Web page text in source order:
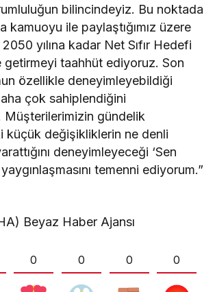
bilincindeyiz. Bu noktada
kamuoyu ile paylaştığımız üzere
yılına kadar Net Sıfır Hedefi
getirmeyi taahhüt ediyoruz. Son
özellikle deneyimleyebildiği
çok sahiplendiğini
Müşterilerimizin gündelik
küçük değişikliklerin ne denli
deneyimleyeceği ‘Sen
temenni ediyorum.”
Beyaz Haber Ajansı
0 0 0 0